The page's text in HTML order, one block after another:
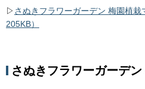
▷ さぬきフラワーガーデン 梅園植栽
205KB）
さぬきフラワーガーデ